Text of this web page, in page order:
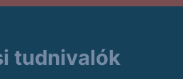
tudnivalók